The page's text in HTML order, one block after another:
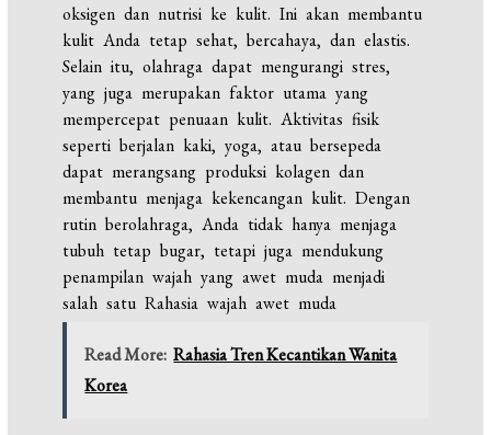
oksigen dan nutrisi ke kulit. Ini akan membantu
kulit Anda tetap sehat, bercahaya, dan elastis.
Selain itu, olahraga dapat mengurangi stres,
yang juga merupakan faktor utama yang
mempercepat penuaan kulit. Aktivitas fisik
seperti berjalan kaki, yoga, atau bersepeda
dapat merangsang produksi kolagen dan
membantu menjaga kekencangan kulit. Dengan
rutin berolahraga, Anda tidak hanya menjaga
tubuh tetap bugar, tetapi juga mendukung
penampilan wajah yang awet muda menjadi
salah satu Rahasia wajah awet muda
Read More: Rahasia Tren Kecantikan Wanita
Korea